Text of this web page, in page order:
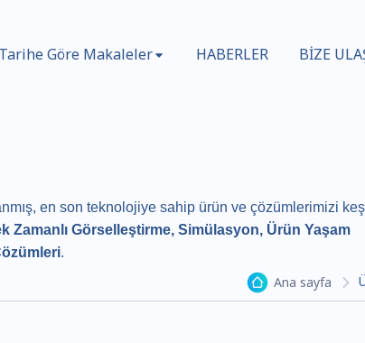
Tarihe Göre Makaleler HABERLER BİZE
en son teknolojiye sahip ürün ve çözümlerimizi
Zamanlı Görselleştirme, Simülasyon, Ürün Yaşam
.
Ana sayfa